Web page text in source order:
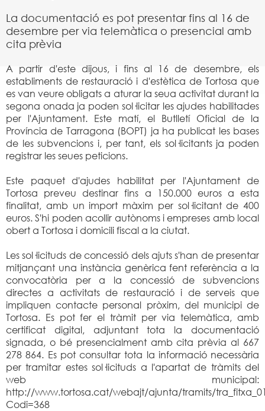
La documentació es pot presentar fins al 16 de
desembre per via telemàtica o presencial amb
cita prèvia
A partir d'este dijous, i fins al 16 de desembre, els
establiments de restauració i d'estètica de Tortosa que
es van veure obligats a aturar la seua activitat durant la
segona onada ja poden sol·licitar les ajudes habilitades
per l'Ajuntament. Este matí, el Butlletí Oficial de la
Província de Tarragona (BOPT) ja ha publicat les bases
de les subvencions i, per tant, els sol·licitants ja poden
registrar les seues peticions.
Este paquet d'ajudes habilitat per l'Ajuntament de
Tortosa preveu destinar fins a 150.000 euros a esta
finalitat, amb un import màxim per sol·licitant de 400
euros. S'hi poden acollir autònoms i empreses amb local
obert a Tortosa i domicili fiscal a la ciutat.
Les sol·licituds de concessió dels ajuts s'han de presentar
mitjançant una instància genèrica fent referència a la
convocatòria per a la concessió de subvencions
directes a activitats de restauració i de serveis que
impliquen contacte personal pròxim, del municipi de
Tortosa. Es pot fer el tràmit per via telemàtica, amb
certificat digital, adjuntant tota la documentació
signada, o bé presencialment amb cita prèvia al 667
278 864. Es pot consultar tota la informació necessària
per tramitar estes sol·licituds a l'apartat de tràmits del
web municipal:
http://www.tortosa.cat/webajt/ajunta/tramits/
Codi=368